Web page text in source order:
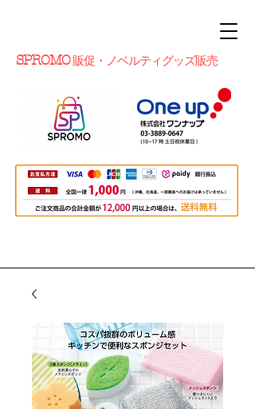
SPROMO 販促・ノベルティグッズ販売